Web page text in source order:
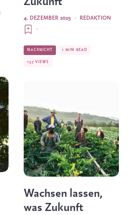
REDAKTION
·
4. DEZEMBER 2025
·
NACHRICHT 1 MIN READ
137 VIEWS
Wachsen lassen,
was Zukunft